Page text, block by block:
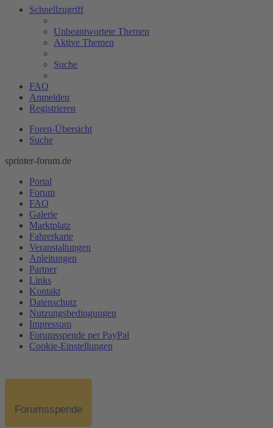
Schnellzugriff
Unbeantwortete Themen
Aktive Themen
Suche
FAQ
Anmelden
Registrieren
Foren-Übersicht
Suche
sprinter-forum.de
Portal
Forum
FAQ
Galerie
Marktplatz
Fahrerkarte
Veranstaltungen
Anleitungen
Partner
Links
Kontakt
Datenschutz
Nutzungsbedingungen
Impressum
Forumsspende per PayPal
Cookie-Einstellungen
Forumsspende